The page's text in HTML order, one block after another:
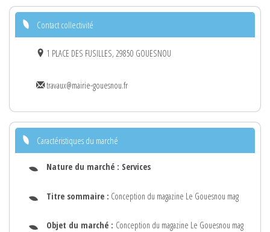
Contact collectivité
1 PLACE DES FUSILLES, 29850 GOUESNOU
travaux@mairie-gouesnou.fr
Caractéristiques du marché
Nature du marché : Services
Titre sommaire : Conception du magazine Le Gouesnou mag
Objet du marché : Conception du magazine Le Gouesnou mag